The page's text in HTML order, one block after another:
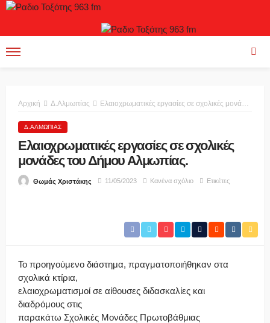
Αρχική Δ.Αλμωπίας Ελαιοχρωματικές εργασίες σε σχολικές μονάδες του Δήμου Αλμωπίας.
Δ.ΑΛΜΩΠΊΑΣ
Ελαιοχρωματικές εργασίες σε σχολικές
μονάδες του Δήμου Αλμωπίας.
Θωμάς Χριστάκης 11/05/2023 Κανένα σχόλιο Ετικέτες
Το προηγούμενο διάστημα, πραγματοποιήθηκαν στα
σχολικά κτίρια,
ελαιοχρωματισμοί σε αίθουσες διδασκαλίες και
διαδρόμους στις
παρακάτω Σχολικές Μονάδες Πρωτοβάθμιας